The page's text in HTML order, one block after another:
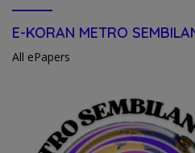
E-KORAN METRO
All ePapers